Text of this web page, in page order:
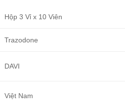
Hộp 3 Vỉ x 10 Viên
Trazodone
DAVI
Việt Nam